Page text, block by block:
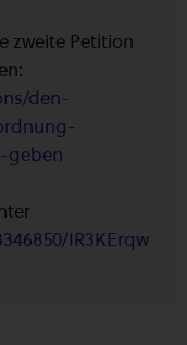
zweite Petition
den-
geben
IR3KErqw